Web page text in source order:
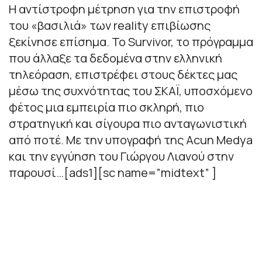
Η αντίστροφη μέτρηση για την επιστροφή
του «βασιλιά» των reality επιβίωσης
ξεκίνησε επίσημα. Το Survivor, το πρόγραμμα
που άλλαξε τα δεδομένα στην ελληνική
τηλεόραση, επιστρέφει στους δέκτες μας
μέσω της συχνότητας του ΣΚΑΪ, υποσχόμενο
φέτος μια εμπειρία πιο σκληρή, πιο
στρατηγική και σίγουρα πιο ανταγωνιστική
από ποτέ. Με την υπογραφή της Acun Medya
και την εγγύηση του Γιώργου Λιανού στην
παρουσί…[ads1][sc name=”midtext” ]